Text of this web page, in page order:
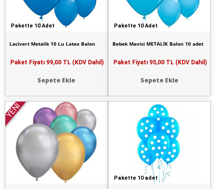
Pakette 10 Adet
Lacivert Metalik 10 Lu Latex Balon
Paket Fiyatı 99,00 TL (KDV Dahil)
Sepete Ekle
Pakette 10 Adet
Bebek Mavisi METALİK Balon 10 adet
Paket Fiyatı 95,00 TL (KDV Dahil)
Sepete Ekle
YENİ
Pakette 10 adet